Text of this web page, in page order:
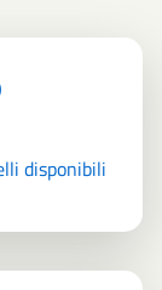
disponibili